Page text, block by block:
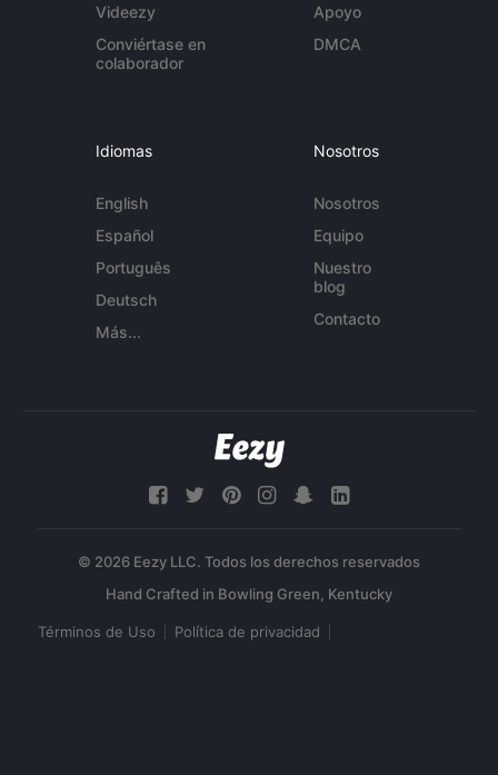
Videezy
Conviértase en
colaborador
Apoyo
DMCA
Idiomas
English
Español
Português
Deutsch
Más...
Nosotros
Nosotros
Equipo
Nuestro
blog
Contacto
© 2026 Eezy LLC. Todos los derechos reservados
Términos de Uso Política de privacidad